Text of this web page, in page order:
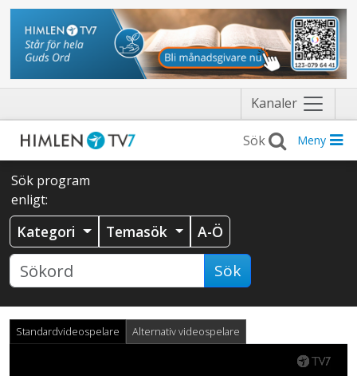
Kanaler Näytä
valikko
Meny
Sök program
enligt:
Kategori Temasök A-Ö
Sök
Standardvideospelare Alternativ videospelare